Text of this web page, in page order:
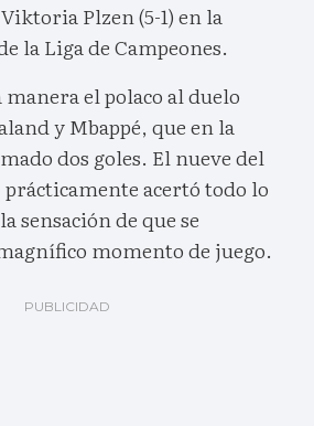
Plzen (5-1) en la
la Liga de Campeones.
manera el polaco al duelo
y Mbappé, que en la
dos goles. El nueve del
acertó todo lo
sensación de que se
momento de juego.